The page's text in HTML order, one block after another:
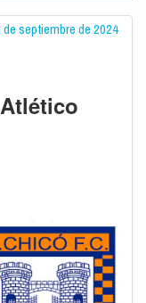
septiembre de 2024